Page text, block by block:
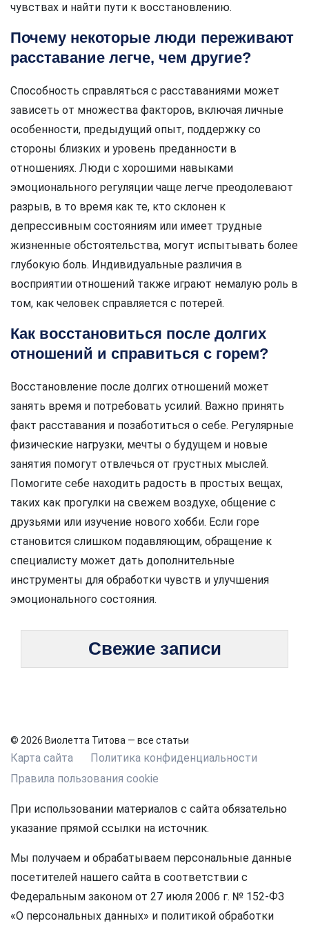
чувствах и найти пути к восстановлению.
Почему некоторые люди переживают
расставание легче, чем другие?
Способность справляться с расставаниями может
зависеть от множества факторов, включая личные
особенности, предыдущий опыт, поддержку со
стороны близких и уровень преданности в
отношениях. Люди с хорошими навыками
эмоционального регуляции чаще легче преодолевают
разрыв, в то время как те, кто склонен к
депрессивным состояниям или имеет трудные
жизненные обстоятельства, могут испытывать более
глубокую боль. Индивидуальные различия в
восприятии отношений также играют немалую роль в
том, как человек справляется с потерей.
Как восстановиться после долгих
отношений и справиться с горем?
Восстановление после долгих отношений может
занять время и потребовать усилий. Важно принять
факт расставания и позаботиться о себе. Регулярные
физические нагрузки, мечты о будущем и новые
занятия помогут отвлечься от грустных мыслей.
Помогите себе находить радость в простых вещах,
таких как прогулки на свежем воздухе, общение с
друзьями или изучение нового хобби. Если горе
становится слишком подавляющим, обращение к
специалисту может дать дополнительные
инструменты для обработки чувств и улучшения
эмоционального состояния.
Свежие записи
© 2026 Виолетта Титова — все статьи
Карта сайта
Политика конфиденциальности
Правила пользования cookie
При использовании материалов с сайта обязательно
указание прямой ссылки на источник.
Мы получаем и обрабатываем персональные данные
посетителей нашего сайта в соответствии с
Федеральным законом от 27 июля 2006 г. № 152-ФЗ
«О персональных данных» и политикой обработки